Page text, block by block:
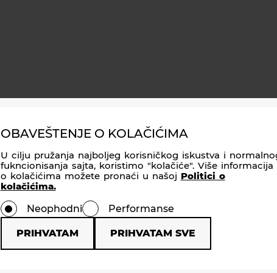
OBAVEŠTENJE O KOLAČIĆIMA
U cilju pružanja najboljeg korisničkog iskustva i
fukncionisanja sajta, koristimo "kolačiće". Više informacija
o kolačićima možete pronaći u našoj Politici o
kolačićima.
Neophodni
Performanse
PRIHVATAM PRIHVATAM SVE